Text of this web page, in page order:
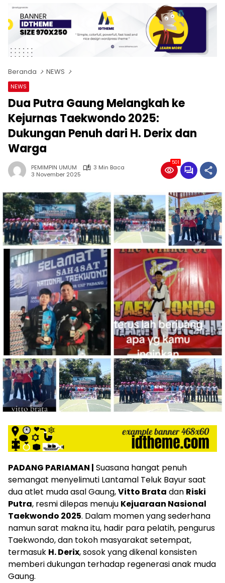
Beranda NEWS
NEWS
Dua Putra Gaung Melangkah ke
Kejurnas Taekwondo 2025:
Dukungan Penuh dari H. Derix dan
Warga
PEMIMPIN UMUM
3 Min Baca
3 November 2025
501
PADANG PARIAMAN | Suasana hangat penuh
semangat menyelimuti Lantamal Teluk Bayur saat
dua atlet muda asal Gaung,Vitto Brata dan Riski
Putra, resmi dilepas menuju Kejuaraan Nasional
Taekwondo 2025. Dalam momen yang sederhana
namun sarat makna itu, hadir para pelatih, pengurus
Taekwondo, dan tokoh masyarakat setempat,
termasuk H. Derix, sosok yang dikenal konsisten
memberi dukungan terhadap regenerasi anak muda
Gaung.